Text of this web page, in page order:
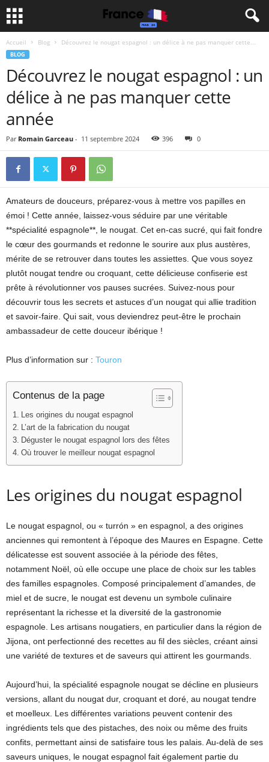
Accueil Blog Découvrez le nougat espagnol : un délice à ne pas manquer cette...
BLOG
Découvrez le nougat espagnol : un
délice à ne pas manquer cette
année
Par Romain Garceau - 11 septembre 2024 396 0
Amateurs de douceurs, préparez-vous à mettre vos papilles en
émoi ! Cette année, laissez-vous séduire par une véritable
**spécialité espagnole**, le nougat. Cet en-cas sucré, qui fait fondre
le cœur des gourmands et redonne le sourire aux plus austères,
mérite de se retrouver dans toutes les assiettes. Que vous soyez
plutôt nougat tendre ou croquant, cette délicieuse confiserie est
prête à révolutionner vos pauses sucrées. Suivez-nous pour
découvrir tous les secrets et astuces d’un nougat qui allie tradition
et savoir-faire. Qui sait, vous deviendrez peut-être le prochain
ambassadeur de cette douceur ibérique !
Plus d’information sur : Touron
Contenus de la page
Les origines du nougat espagnol
L’art de la fabrication du nougat
Déguster le nougat espagnol lors des fêtes
Où trouver le meilleur nougat espagnol
Les origines du nougat espagnol
Le nougat espagnol, ou « turrón » en espagnol, a des origines
anciennes qui remontent à l’époque des Maures en Espagne. Cette
délicatesse est souvent associée à la période des fêtes,
notamment Noël, où elle occupe une place de choix sur les tables
des familles espagnoles. Composé principalement d’amandes, de
miel et de sucre, le nougat est devenu un symbole culinaire
représentant la richesse et la diversité de la gastronomie
espagnole. Les artisans nougatiers, en particulier dans la région de
Jijona, ont perfectionné des recettes au fil des siècles, créant ainsi
une variété de textures et de saveurs qui attirent les gourmands.
Aujourd’hui, la spécialité espagnole nougat se décline en plusieurs
versions, allant du nougat dur, croquant et doré, au nougat tendre
et moelleux. Les différentes variations peuvent contenir des
ingrédients tels que des pistaches, des noix ou même des fruits
confits, permettant ainsi de satisfaire tous les palais. Au-delà de ses
saveurs uniques, le nougat espagnol fait également partie du